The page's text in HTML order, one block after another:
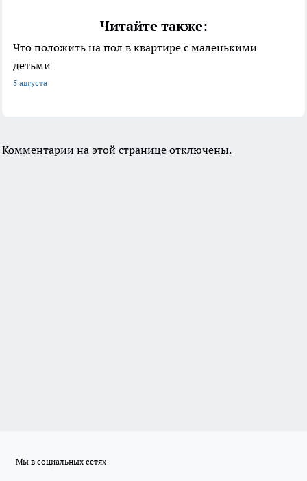
Читайте также:
Что положить на пол в квартире с маленькими
детьми
5 августа
Комментарии на этой странице отключены.
Мы в социальных сетях